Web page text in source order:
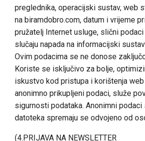
preglednika, operacijski sustav, web
na biramdobro.com, datum i vrijeme
pružatelj Internet usluge, slični
slučaju napada na informacijski sustav.
Ovim podacima se ne donose
Koriste se isključivo za bolje,
iskustvo kod pristupa i korištenja web
anonimno prikupljeni podaci, služe
sigurnosti podataka. Anonimni
datoteka spremaju se odvojeno od
(4.PRIJAVA NA NEWSLETTER